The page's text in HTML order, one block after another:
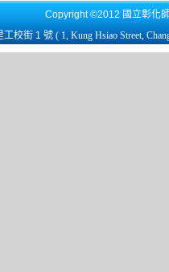
Copyright ©2012 國立彰化
工校街 1 號 ( 1, Kung Hsiao Street,